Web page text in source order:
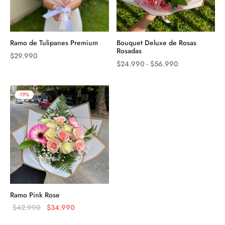
Ramo de Tulipanes Premium
$29.990
Bouquet Deluxe de Rosas
Rosadas
$24.990 - $56.990Rango
-19%
Ramo Pink Rose
$42.990
El precio
$34.990